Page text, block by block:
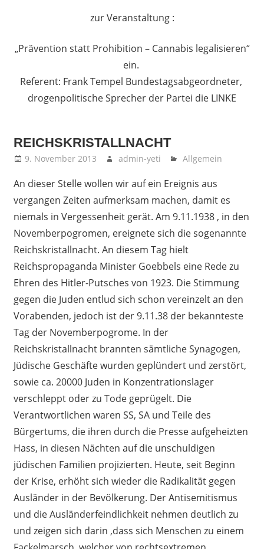
zur Veranstaltung :
„Prävention statt Prohibition – Cannabis legalisieren“
ein.
Referent: Frank Tempel Bundestagsabgeordneter,
drogenpolitische Sprecher der Partei die LINKE
REICHSKRISTALLNACHT
9. November 2013 admin-yeti Allgemein
An dieser Stelle wollen wir auf ein Ereignis aus
vergangen Zeiten aufmerksam machen, damit es
niemals in Vergessenheit gerät. Am 9.11.1938 , in den
Novemberpogromen, ereignete sich die sogenannte
Reichskristallnacht. An diesem Tag hielt
Reichspropaganda Minister Goebbels eine Rede zu
Ehren des Hitler-Putsches von 1923. Die Stimmung
gegen die Juden entlud sich schon vereinzelt an den
Vorabenden, jedoch ist der 9.11.38 der bekannteste
Tag der Novemberpogrome. In der
Reichskristallnacht brannten sämtliche Synagogen,
Jüdische Geschäfte wurden geplündert und zerstört,
sowie ca. 20000 Juden in Konzentrationslager
verschleppt oder zu Tode geprügelt. Die
Verantwortlichen waren SS, SA und Teile des
Bürgertums, die ihren durch die Presse aufgeheizten
Hass, in diesen Nächten auf die unschuldigen
jüdischen Familien projizierten. Heute, seit Beginn
der Krise, erhöht sich wieder die Radikalität gegen
Ausländer in der Bevölkerung. Der Antisemitismus
und die Ausländerfeindlichkeit nehmen deutlich zu
und zeigen sich darin ,dass sich Menschen zu einem